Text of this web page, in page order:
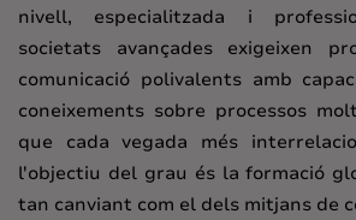
nivell, especialitzada i
societats avançades exigeixen
comunicació polivalents amb
coneixements sobre processos
que cada vegada més
l'objectiu del grau és la formació
tan canviant com el dels mitjans de